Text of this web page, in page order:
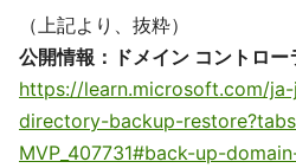
（上記より、抜粋）
公開情報：ドメイン コントロ
https://learn.microsoft.com/
directory-backup-
MVP_407731#back-up-